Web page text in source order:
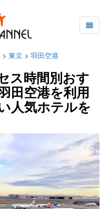
> 東京 > 羽田空港
ス時間別おす
田空港を利用
人気ホテルを